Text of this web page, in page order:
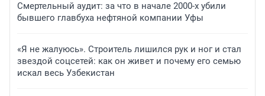
Смертельный аудит: за что в начале 2000-х убили
бывшего главбуха нефтяной компании Уфы
«Я не жалуюсь». Строитель лишился рук и ног и стал
звездой соцсетей: как он живет и почему его семью
искал весь Узбекистан